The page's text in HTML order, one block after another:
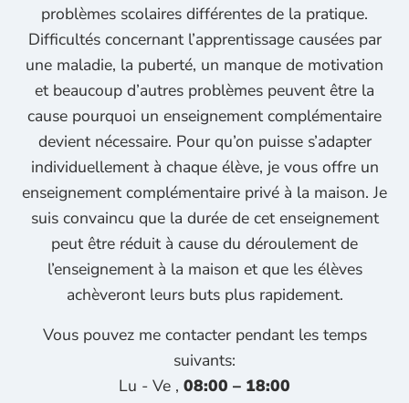
problèmes scolaires différentes de la pratique.
Difficultés concernant l’apprentissage causées par
une maladie, la puberté, un manque de motivation
et beaucoup d’autres problèmes peuvent être la
cause pourquoi un enseignement complémentaire
devient nécessaire. Pour qu’on puisse s’adapter
individuellement à chaque élève, je vous offre un
enseignement complémentaire privé à la maison. Je
suis convaincu que la durée de cet enseignement
peut être réduit à cause du déroulement de
l’enseignement à la maison et que les élèves
achèveront leurs buts plus rapidement.
Vous pouvez me contacter pendant les temps
suivants:
Lu - Ve , 08:00 – 18:00